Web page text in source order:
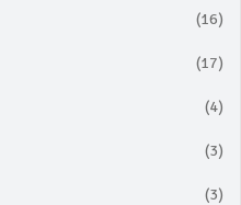
(16)
(17)
(4)
(3)
(3)